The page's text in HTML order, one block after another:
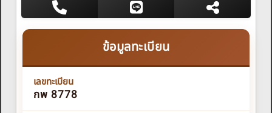
ข้อมูลทะเบียน
เลขทะเบียน
กพ 8778